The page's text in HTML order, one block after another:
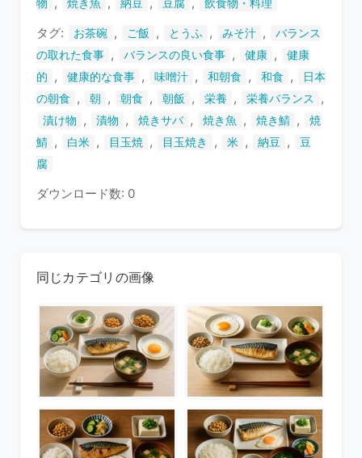
物
, 焼き魚 , 納豆 , 豆腐 , 飲食物・料理
タグ: お茶碗 , ご飯 , とうふ , みそ汁 ,
バランス
の取れた食事 , バランスの良い食事 , 健康 ,
健康
的
, 健康的な食事 , 味噌汁 , 和朝食 , 和食 ,
日本
の朝食
, 朝 , 朝食 , 朝飯 , 栄養 , 栄養バランス ,
漬け物 , 漬物 , 焼きサバ , 焼き魚 , 焼き鯖 ,
焼
鯖 , 白米 , 目玉焼 , 目玉焼き , 米 , 納豆 ,
豆
腐
ダウンロード数: 0
同じカテゴリの画像